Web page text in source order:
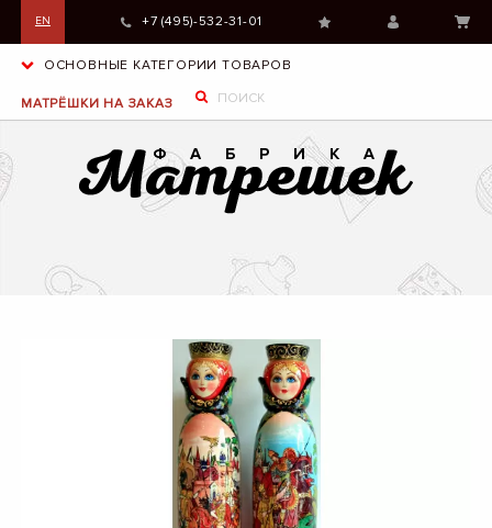
EN +7 (495)-532-31-01
ОСНОВНЫЕ КАТЕГОРИИ ТОВАРОВ
МАТРЁШКИ НА ЗАКАЗ